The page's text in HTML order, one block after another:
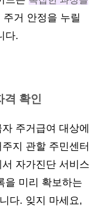
거 안정을 누릴
다.
격 확인
주거급여 대상에
지 관할 주민센터
자가진단 서비스
을 미리 확보하는
다. 잊지 마세요,